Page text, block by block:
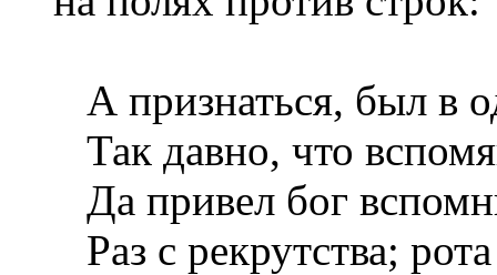
А признаться, был в
Так давно, что
Да привел бог
Раз с рекрутства;